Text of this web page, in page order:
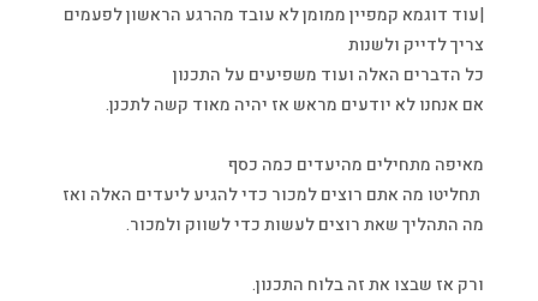
|עוד דוגמא קמפיין ממומן לא עובד מהרגע הראשון לפעמים
צריך לדייק ולשנות
כל הדברים האלה ועוד משפיעים על התכנון
אם אנחנו לא יודעים מראש אז יהיה מאוד קשה לתכנן.
מאיפה מתחילים מהיעדים כמה כסף
תחליטו מה אתם רוצים למכור כדי להגיע ליעדים האלה ואז
מה התהליך שאת רוצים לעשות כדי לשווק ולמכור.
ורק אז שבצו את זה בלוח התכנון.